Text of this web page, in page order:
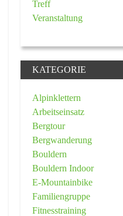
Treff
Veranstaltung
KATEGORIE
Alpinklettern
Arbeitseinsatz
Bergtour
Bergwanderung
Bouldern
Bouldern Indoor
E-Mountainbike
Familiengruppe
Fitnesstraining